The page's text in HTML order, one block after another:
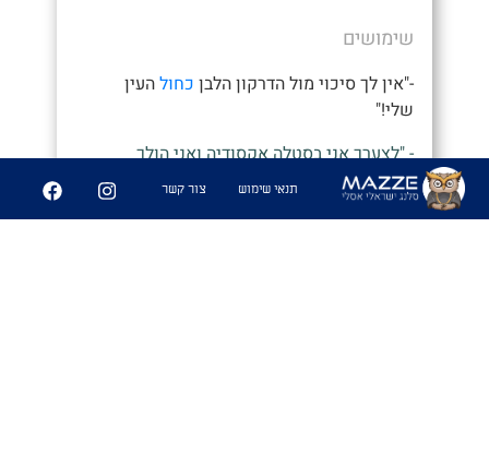
שימושים
-"אין לך סיכוי מול הדרקון הלבן כחולהעין
שלי!"
- "לצערך אני בסטלה אקסודיה ואני הולך
להשמיד!"
תנאי שימוש צור קשר